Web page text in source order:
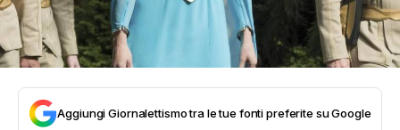
Aggiungi Giornalettismo tra le tue fonti preferite su Google